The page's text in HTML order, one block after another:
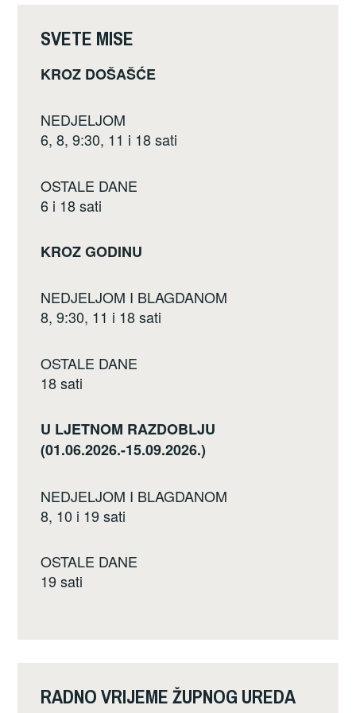
k
SVETE MISE
KROZ DOŠAŠĆE
NEDJELJOM
6, 8, 9:30, 11 i 18 sati
OSTALE DANE
6 i 18 sati
KROZ GODINU
NEDJELJOM I BLAGDANOM
8, 9:30, 11 i 18 sati
OSTALE DANE
18 sati
U LJETNOM RAZDOBLJU
(01.06.2026.-15.09.2026.)
NEDJELJOM I BLAGDANOM
8, 10 i 19 sati
OSTALE DANE
19 sati
RADNO VRIJEME ŽUPNOG UREDA